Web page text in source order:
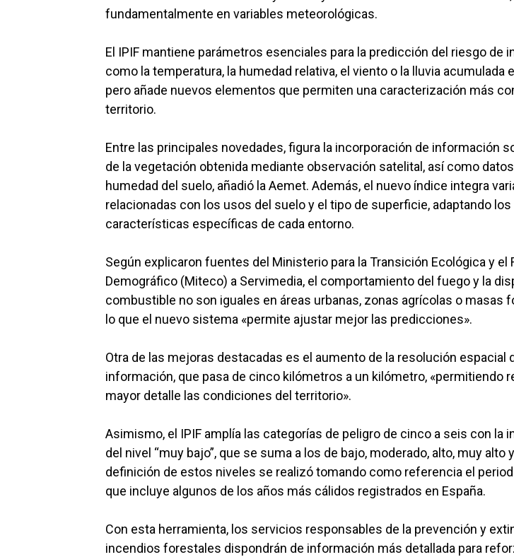
fundamentalmente en variables meteorológicas.
El IPIF mantiene parámetros esenciales para la predicción del riesgo de
como la temperatura, la humedad relativa, el viento o la lluvia acumulada
pero añade nuevos elementos que permiten una caracterización más
territorio.
Entre las principales novedades, figura la incorporación de información
de la vegetación obtenida mediante observación satelital, así como
humedad del suelo, añadió la Aemet. Además, el nuevo índice integra
relacionadas con los usos del suelo y el tipo de superficie, adaptando
características específicas de cada entorno.
Según explicaron fuentes del Ministerio para la Transición Ecológica y el
Demográfico (Miteco) a Servimedia, el comportamiento del fuego y la
combustible no son iguales en áreas urbanas, zonas agrícolas o masas
lo que el nuevo sistema «permite ajustar mejor las predicciones».
Otra de las mejoras destacadas es el aumento de la resolución espacial
información, que pasa de cinco kilómetros a un kilómetro, «permitiendo
mayor detalle las condiciones del territorio».
Asimismo, el IPIF amplía las categorías de peligro de cinco a seis con la
del nivel “muy bajo”, que se suma a los de bajo, moderado, alto, muy alto
definición de estos niveles se realizó tomando como referencia el
que incluye algunos de los años más cálidos registrados en España.
Con esta herramienta, los servicios responsables de la prevención y
incendios forestales dispondrán de información más detallada para